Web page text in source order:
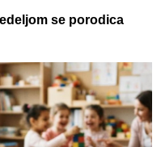
se porodica